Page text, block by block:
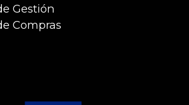
Gestión
Compras